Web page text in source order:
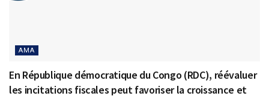
AMA
En République démocratique du Congo (RDC), réévaluer
les incitations fiscales peut favoriser la croissance et